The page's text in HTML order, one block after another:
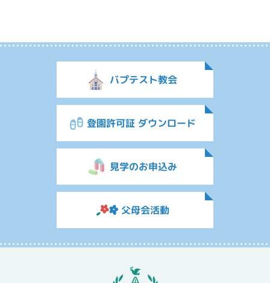
バプテスト教会
登園許可証 ダウンロード
見学のお申込み
父母会活動